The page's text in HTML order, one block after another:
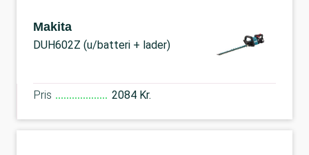
Makita
DUH602Z (u/batteri + lader)
Pris 2084 Kr.